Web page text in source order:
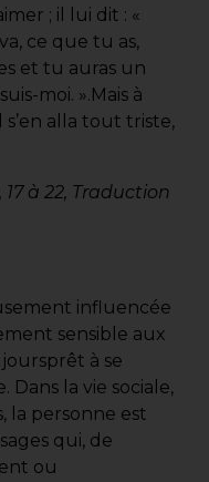
; il lui dit : «
ce que tu as,
et tu auras un
moi. ».Mais à
s’en alla tout triste,
à 22, Traduction
influencée
sensible aux
à se
la vie sociale,
la personne est
qui, de
ou